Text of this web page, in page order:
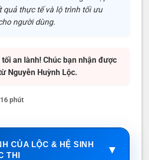
quả thực tế và lộ trình tối ưu
người dùng.
tối an lành! Chúc bạn nhận được
Nguyễn Huỳnh Lộc.
16 phút
CỦA LỘC & HỆ SINH
THI
▼